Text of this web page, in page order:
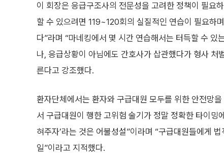
이 회장은 응급구조사의 전문성을 고려한 정책이 필요
할 수 있으려면 119~120회의 실질적인 연습이 필요하
다”라며 “마네킹에서 몇 시간 연습해서는 터득할 수 있
나, 응급상황이 아님에도 간호사가 삽관했다가 형사
른다고 강조했다.
환자단체에서는 환자와 구급대원 모두를 위한 안전망
서 구급대원이 행한 고위험 술기가 정말 정확한 타이밍
혀주자’라는 것은 어불성설”이라며 “구급대원들에게
일”이라고 지적했다.